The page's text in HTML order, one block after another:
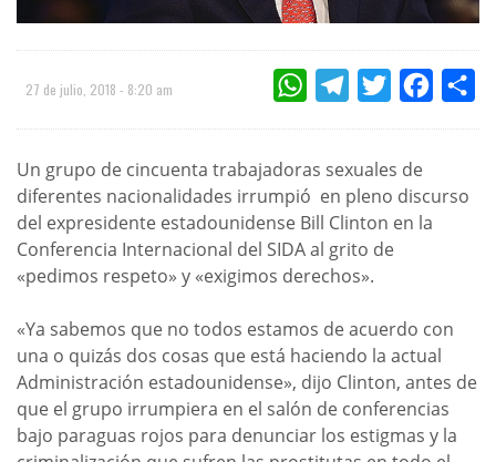
27 de julio, 2018 - 8:20 am WHATSAPPTELEGRAMTWITTER
Un grupo de cincuenta trabajadoras sexuales de
diferentes nacionalidades irrumpió en pleno discurso
del expresidente estadounidense Bill Clinton en la
Conferencia Internacional del SIDA al grito de
«pedimos respeto» y «exigimos derechos».
«Ya sabemos que no todos estamos de acuerdo con
una o quizás dos cosas que está haciendo la actual
Administración estadounidense», dijo Clinton, antes de
que el grupo irrumpiera en el salón de conferencias
bajo paraguas rojos para denunciar los estigmas y la